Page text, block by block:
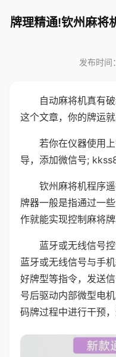
牌理精通!钦州麻将
发布时
自动麻将机真有
这个文章，你的牌运就
若你在仪器使用
导，添加微信号;
钦州麻将机程序
牌器一般是指通过一
作就能实现控制麻将
蓝牙或无线信号
蓝牙或无线信号与手
好牌型等指令，发送
号后驱动内部微型电
码牌过程中进行干预，